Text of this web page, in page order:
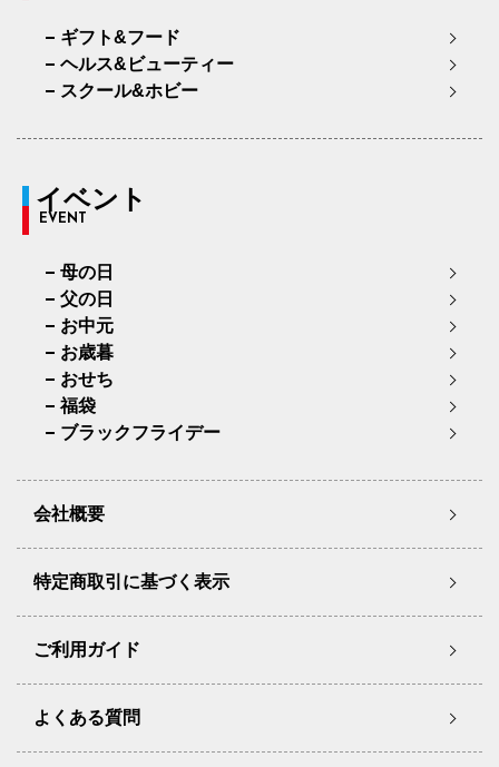
ギフト&フード
ヘルス&ビューティー
スクール&ホビー
イベント
EVENT
母の日
父の日
お中元
お歳暮
おせち
福袋
ブラックフライデー
会社概要
特定商取引に基づく表示
ご利用ガイド
よくある質問